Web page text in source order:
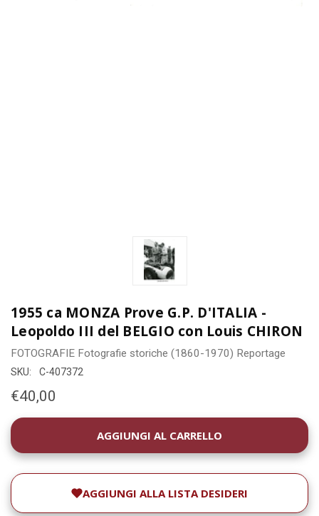
1955 ca MONZA Prove G.P. D'ITALIA -
Leopoldo III del BELGIO con Louis CHIRON
FOTOGRAFIE Fotografie storiche (1860-1970) Reportage
SKU: C-407372
€40,00
DISPONIBILITÀ
ATTUALE:
AGGIUNGI ALLA LISTA DESIDERI